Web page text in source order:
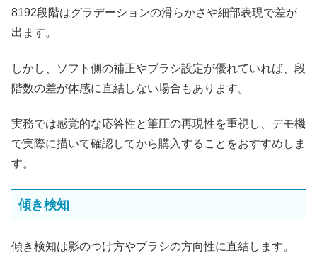
8192段階はグラデーションの滑らかさや細部表現で差が
出ます。
しかし、ソフト側の補正やブラシ設定が優れていれば、段
階数の差が体感に直結しない場合もあります。
実務では感覚的な応答性と筆圧の再現性を重視し、デモ機
で実際に描いて確認してから購入することをおすすめしま
す。
傾き検知
傾き検知は影のつけ方やブラシの方向性に直結します。